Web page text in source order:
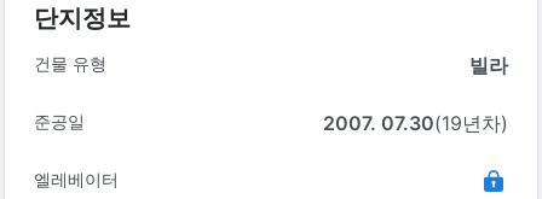
단지정보
건물 유형 빌라
준공일 2007. 07.30(19년차)
엘레베이터